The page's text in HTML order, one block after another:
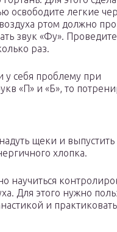
освободите легкие
ртом должно
звук «Фу».
раз.
у себя проблему при
«П» и «Б», то
щеки и выпустить
хлопка.
научиться
Для этого нужно
и